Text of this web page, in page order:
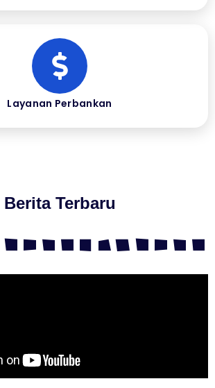
Layanan Perbankan
Berita Terbaru